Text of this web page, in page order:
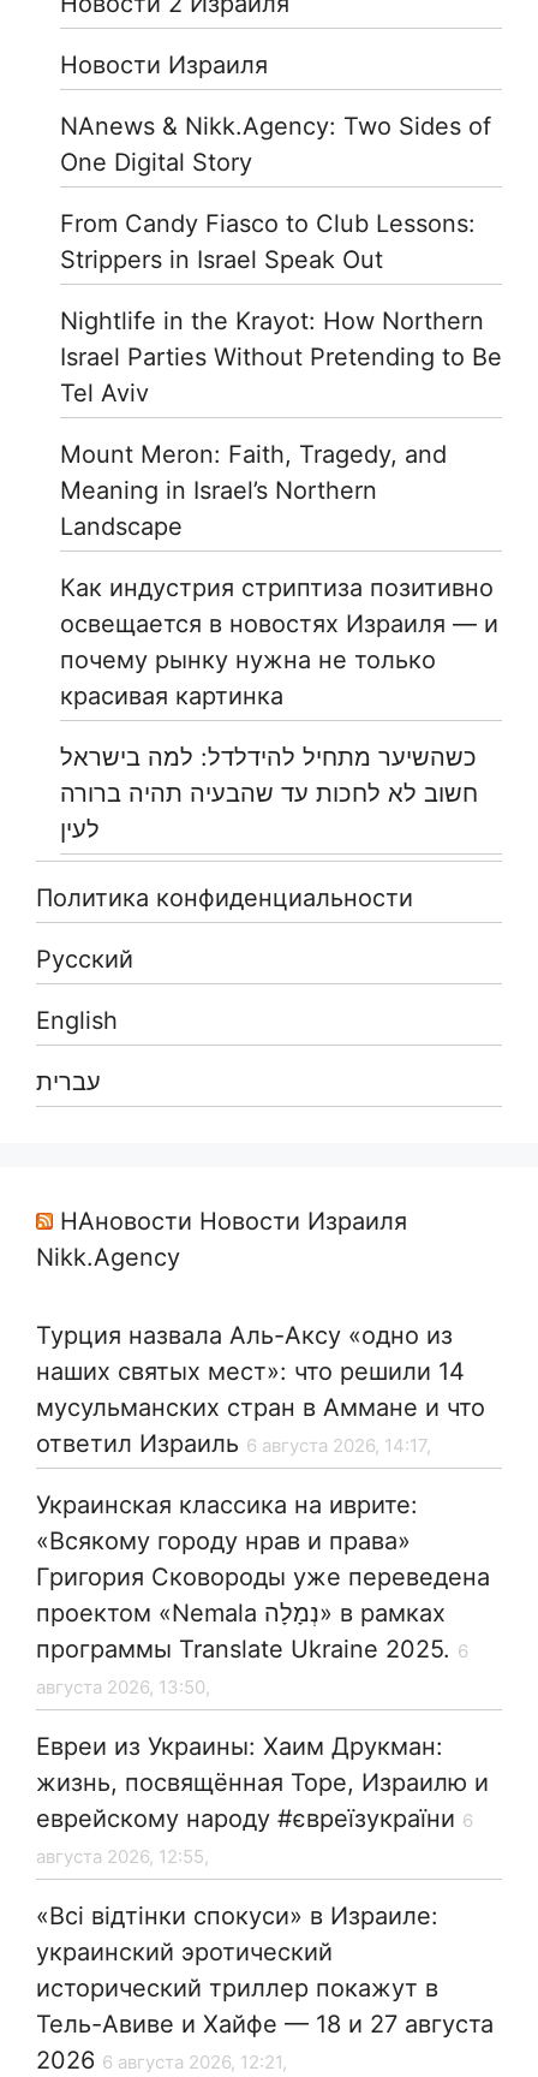
Новости Израиля
NAnews & Nikk.Agency: Two Sides of
One Digital Story
From Candy Fiasco to Club Lessons:
Strippers in Israel Speak Out
Nightlife in the Krayot: How Northern
Israel Parties Without Pretending to Be
Tel Aviv
Mount Meron: Faith, Tragedy, and
Meaning in Israel’s Northern
Landscape
Как индустрия стриптиза позитивно
освещается в новостях Израиля — и
почему рынку нужна не только
красивая картинка
כשהשיער מתחיל להידלדל: למה בישראל
חשוב לא לחכות עד שהבעיה תהיה ברורה
לעין
Политика конфиденциальности
Русский
English
עברית
НАновости Новости Израиля
Nikk.Agency
Турция назвала Аль-Аксу «одно из
наших святых мест»: что решили 14
мусульманских стран в Аммане и что
ответил Израиль 6 августа 2026, 14:17,
Украинская классика на иврите:
«Всякому городу нрав и права»
Григория Сковороды уже переведена
проектом «Nemala נְמָלָה» в рамках
программы Translate Ukraine 2025. 6
августа 2026, 13:50,
Евреи из Украины: Хаим Друкман:
жизнь, посвящённая Торе, Израилю и
еврейскому народу #євреїзукраїни 6
августа 2026, 12:55,
«Всі відтінки спокуси» в Израиле:
украинский эротический
исторический триллер покажут в
Тель-Авиве и Хайфе — 18 и 27 августа
2026 6 августа 2026, 12:21,